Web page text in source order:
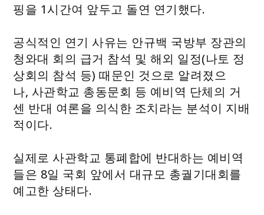
핑을 1시간여 앞두고 돌연 연기했다.
공식적인 연기 사유는 안규백 국방부 장관의
청와대 회의 급거 참석 및 해외 일정(나토 정
상회의 참석 등) 때문인 것으로 알려졌으
나, 사관학교 총동문회 등 예비역 단체의 거
센 반대 여론을 의식한 조치라는 분석이 지배
적이다.
실제로 사관학교 통폐합에 반대하는 예비역
들은 8일 국회 앞에서 대규모 총궐기대회를
예고한 상태다.